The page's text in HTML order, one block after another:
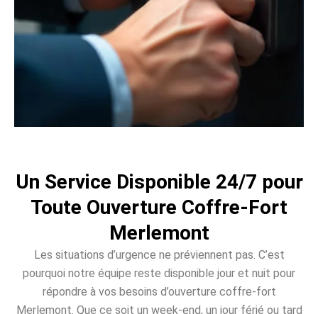
Un Service Disponible 24/7 pour
Toute Ouverture Coffre-Fort
Merlemont
Les situations d’urgence ne préviennent pas. C’est
pourquoi notre équipe reste disponible jour et nuit pour
répondre à vos besoins d’ouverture coffre-fort
Merlemont. Que ce soit un week-end, un jour férié ou tard